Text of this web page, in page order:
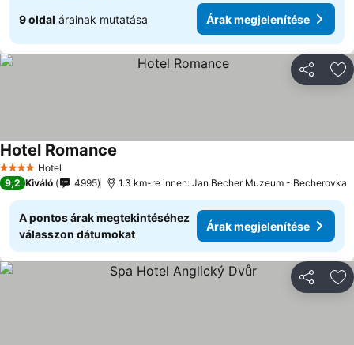
9 oldal árainak mutatása Árak megjelenítése
4 KategóriaHotel
Hotel Romance
9,2 Kiváló 4995 1.3 km-re innen: Jan Becher Muzeum - Becherovka
A pontos árak megtekintéséhez
válasszon dátumokat
Árak megjelenítése